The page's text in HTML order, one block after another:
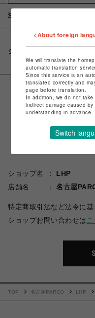
注意事項
シェアする
ショップ名
LHP
店舗名
名古屋
特定商取引法など法令に基
ショップお問い合わせは
TOP 名古屋PARCO LHP
<About foreign
We will translate the
automatic translation
Since this service is an
translated correctly and
page before translation.
In addition, we do not
indirect damage caused
understanding in advance.
Switch